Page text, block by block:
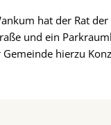
hat der Rat
und ein
hierzu